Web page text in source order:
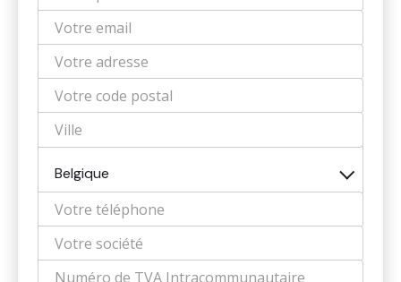
Belgique